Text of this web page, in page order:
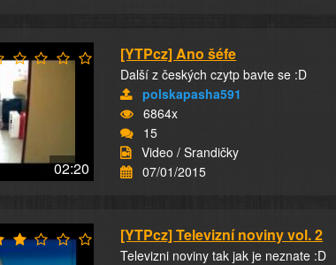
02:20
[YTPcz] Ano šéfe
Další z českých czytp bavte se :D
polskapasha591
6864x
15
Video / Srandičky
07/01/2015
[YTPcz] Televizní noviny vol. 2
Televizni noviny tak jak je neznate :D